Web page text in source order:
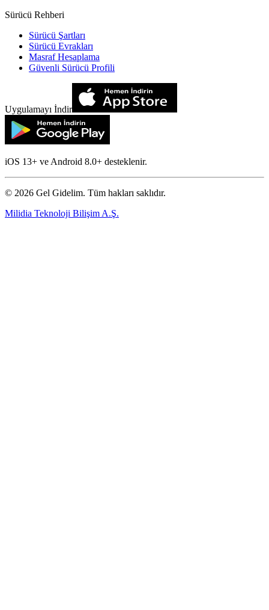
Sürücü Rehberi
Sürücü Şartları
Sürücü Evrakları
Masraf Hesaplama
Güvenli Sürücü Profili
Uygulamayı İndir
iOS 13+ ve Android 8.0+ desteklenir.
© 2026 Gel Gidelim. Tüm hakları saklıdır.
Milidia Teknoloji Bilişim A.Ş.